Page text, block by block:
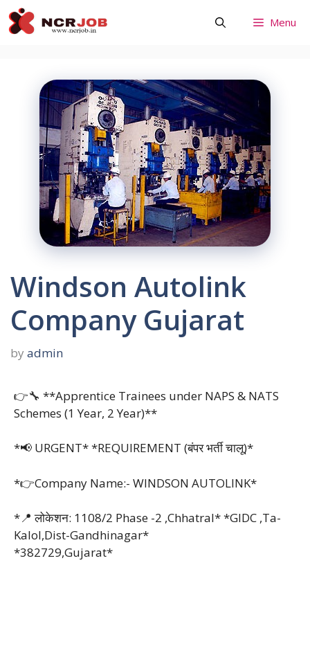
Skip
to
Menu
Windson Autolink
Company Gujarat
by admin
👉🔧 **Apprentice Trainees under NAPS & NATS
Schemes (1 Year, 2 Year)**
*📢 URGENT* *REQUIREMENT (बंपर भर्ती चालू)*
*👉Company Name:- WINDSON AUTOLINK*
*📍 लोकेशन: 1108/2 Phase -2 ,Chhatral* *GIDC ,Ta-
Kalol,Dist-Gandhinagar*
*382729,Gujarat*